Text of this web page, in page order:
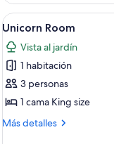
dos camas, un gran
Ver
todas
las
fotos
de
Unicorn
Room
4
Unicorn Room
Vista al jardín
1 habitación
3 personas
1 cama King size
Más detalles
Más